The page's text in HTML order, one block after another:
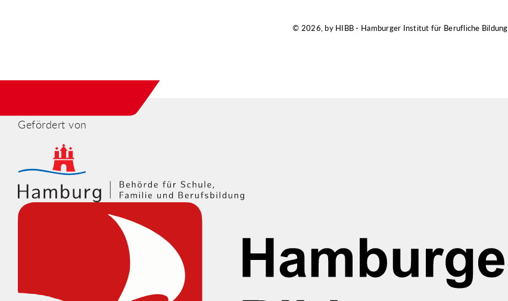
© 2026, by HIBB - Hamburger Institut für Berufliche Bildung
Gefördert von